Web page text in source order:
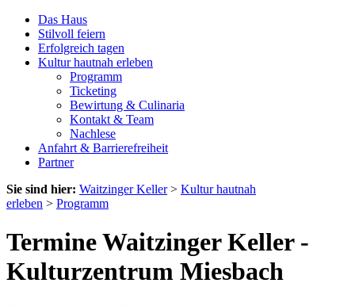
Das Haus
Stilvoll feiern
Erfolgreich tagen
Kultur hautnah erleben
Programm
Ticketing
Bewirtung & Culinaria
Kontakt & Team
Nachlese
Anfahrt & Barrierefreiheit
Partner
Sie sind hier: Waitzinger Keller> Kultur hautnah
erleben > Programm
Termine Waitzinger Keller -
Kulturzentrum Miesbach